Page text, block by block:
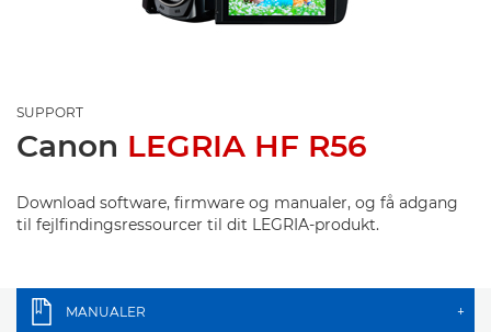
SUPPORT
Canon LEGRIA HF R56
Download software, firmware og manualer, og få adgang
til fejlfindingsressourcer til dit LEGRIA-produkt.
MANUALER +